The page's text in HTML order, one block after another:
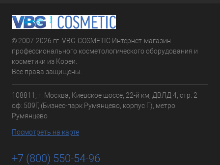
© 2007-2026 гг. VBG-COSMETIC Интернет-магазин
профессионального косметологического оборудования и
косметики из Кореи.
Все права защищены.
108811, г. Москва, Киевское шоссе, 22-й км, ДВЛД 4, стр. 2
оф: 509Г, (Бизнес-парк Румянцево, корпус Г), метро
Румянцево
Посмотреть на карте
+7 (800) 550-54-96